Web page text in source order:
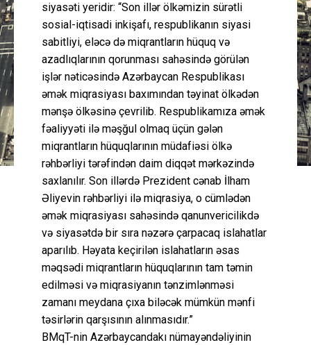
siyasəti yeridir: “Son illər ölkəmizin sürətli
sosial-iqtisadi inkişafı, respublikanın siyasi
sabitliyi, eləcə də miqrantların hüquq və
azadlıqlarının qorunması sahəsində görülən
işlər nəticəsində Azərbaycan Respublikası
əmək miqrasiyası baxımından təyinat ölkədən
mənşə ölkəsinə çevrilib. Respublikamıza əmək
fəaliyyəti ilə məşğul olmaq üçün gələn
miqrantların hüquqlarının müdafiəsi ölkə
rəhbərliyi tərəfindən daim diqqət mərkəzində
saxlanılır. Son illərdə Prezident cənab İlham
Əliyevin rəhbərliyi ilə miqrasiya, o cümlədən
əmək miqrasiyası sahəsində qanunvericilikdə
və siyasətdə bir sıra nəzərə çarpacaq islahatlar
aparılıb. Həyata keçirilən islahatların əsas
məqsədi miqrantların hüquqlarının tam təmin
edilməsi və miqrasiyanın tənzimlənməsi
zamanı meydana çıxa biləcək mümkün mənfi
təsirlərin qarşısının alınmasıdır.”
BMqT-nin Azərbaycandakı nümayəndəliyinin